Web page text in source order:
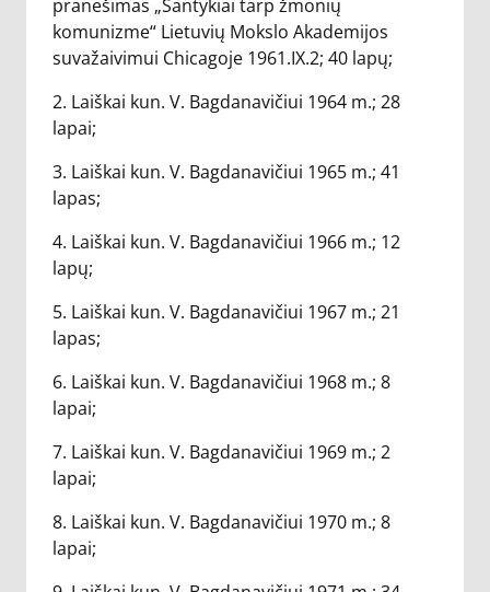
pranešimas „Santykiai tarp žmonių
komunizme“ Lietuvių Mokslo Akademijos
suvažaivimui Chicagoje 1961.IX.2; 40 lapų;
2. Laiškai kun. V. Bagdanavičiui 1964 m.; 28
lapai;
3. Laiškai kun. V. Bagdanavičiui 1965 m.; 41
lapas;
4. Laiškai kun. V. Bagdanavičiui 1966 m.; 12
lapų;
5. Laiškai kun. V. Bagdanavičiui 1967 m.; 21
lapas;
6. Laiškai kun. V. Bagdanavičiui 1968 m.; 8
lapai;
7. Laiškai kun. V. Bagdanavičiui 1969 m.; 2
lapai;
8. Laiškai kun. V. Bagdanavičiui 1970 m.; 8
lapai;